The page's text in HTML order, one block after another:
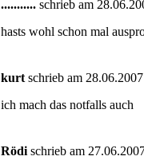
........... schrieb am
hasts wohl schon mal
kurtschrieb am
ich mach das notfalls auch
Rödischrieb am